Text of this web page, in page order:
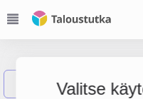
Valitse
Näytä haku